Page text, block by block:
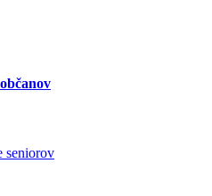
seniorov